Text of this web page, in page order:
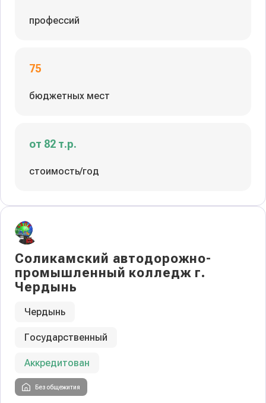
профессий
75
бюджетных мест
от 82 т.р.
стоимость/год
Соликамский автодорожно-
промышленный колледж г.
Чердынь
Чердынь
Государственный
Аккредитован
Без общежития